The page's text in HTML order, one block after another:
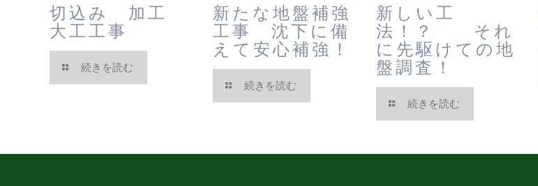
切込み 加工
大工工事
続きを読む
新たな地盤補強
工事 沈下に備
えて安心補強！
続きを読む
新しい工
法！？ それ
に先駆けての地
盤調査！
続きを読む